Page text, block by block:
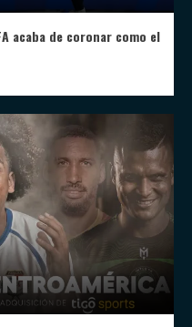
acaba de coronar como el